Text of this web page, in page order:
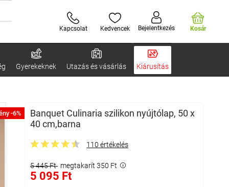
Kapcsolat Kedvencek Bejelentkezés Kosár
Gyerekeknek Utazás és vásárlás Kiárusítás
-6%
Banquet Culinaria szilikon nyújtólap, 50 x
40 cm,barna
110 értékelés
5 445 Ft megtakarít 350 Ft
5 095 Ft